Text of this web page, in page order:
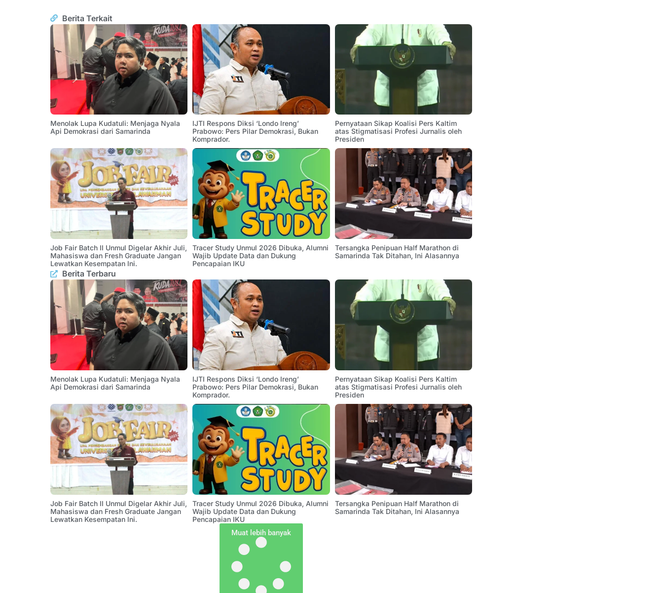
Berita Terkait
Menolak Lupa Kudatuli: Menjaga Nyala
Api Demokrasi dari Samarinda
IJTI Respons Diksi ‘Londo Ireng’
Prabowo: Pers Pilar Demokrasi, Bukan
Komprador.
Pernyataan Sikap Koalisi Pers Kaltim
atas Stigmatisasi Profesi Jurnalis oleh
Presiden
Job Fair Batch II Unmul Digelar Akhir Juli,
Mahasiswa dan Fresh Graduate Jangan
Lewatkan Kesempatan Ini.
Tracer Study Unmul 2026 Dibuka, Alumni
Wajib Update Data dan Dukung
Pencapaian IKU
Tersangka Penipuan Half Marathon di
Samarinda Tak Ditahan, Ini Alasannya
Berita Terbaru
Menolak Lupa Kudatuli: Menjaga Nyala
Api Demokrasi dari Samarinda
IJTI Respons Diksi ‘Londo Ireng’
Prabowo: Pers Pilar Demokrasi, Bukan
Komprador.
Pernyataan Sikap Koalisi Pers Kaltim
atas Stigmatisasi Profesi Jurnalis oleh
Presiden
Job Fair Batch II Unmul Digelar Akhir Juli,
Mahasiswa dan Fresh Graduate Jangan
Lewatkan Kesempatan Ini.
Tracer Study Unmul 2026 Dibuka, Alumni
Wajib Update Data dan Dukung
Pencapaian IKU
Tersangka Penipuan Half Marathon di
Samarinda Tak Ditahan, Ini Alasannya
Muat lebih banyak